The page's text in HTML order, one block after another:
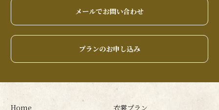
メールでお問い合わせ
プランのお申し込み
Home 衣裳プラン